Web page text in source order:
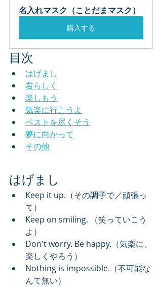
名入れマスク（ことだまマスク）
購入する
目次
はげまし
君らしく
楽しもう
気楽に行こうよ
ベストを尽くそう
夢に向かって
その他
はげまし
Keep it up.（その調子で／頑張っ
て）
Keep on smiling. （笑っていこう
よ）
Don't worry. Be happy.（気楽に、
楽しくやろう）
Nothing is impossible.（不可能な
んて無い）